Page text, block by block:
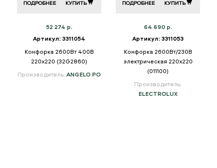
ПОДРОБНЕЕ КУПИТЬ
52 274 р.
Артикул: 3311054
Конфорка 2600Вт 400В
220x220 (32G2860)
Производитель: ANGELO PO
ПОДРОБНЕЕ КУПИТЬ
64 690 р.
Артикул: 3311053
Конфорка 2600Вт/230В
электрическая 220х220
(011100)
Производитель:
ELECTROLUX